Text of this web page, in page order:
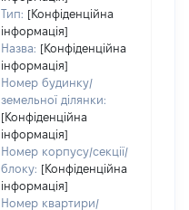
Тип: [Конфіденційна
інформація]
Назва: [Конфіденційна
інформація]
Номер будинку/
земельної ділянки:
[Конфіденційна
інформація]
Номер корпусу/секції/
блоку: [Конфіденційна
інформація]
Номер квартири/